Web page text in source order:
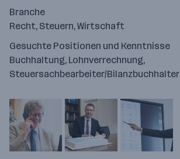
Branche
Recht, Steuern, Wirtschaft
Gesuchte Positionen und Kenntnisse
Buchhaltung, Lohnverrechnung,
Steuersachbearbeiter/Bilanzbuchhalter